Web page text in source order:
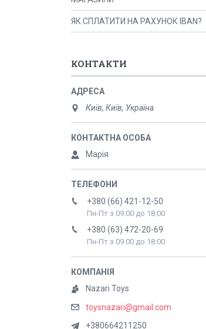
ЯК СПЛАТИТИ НА РАХУНОК IBAN?
КОНТАКТИ
Київ, Київ, Україна
Марія
+380 (66) 421-12-50
Пн-Пт з 09:00 до 18:00
+380 (63) 472-20-69
Пн-Пт з 09:00 до 18:00
Nazari Toys
toysnazari@gmail.com
+380664211250